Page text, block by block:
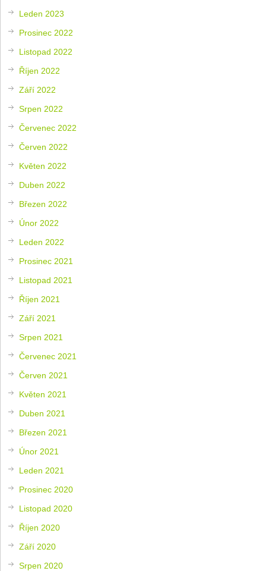
Leden 2023
Prosinec 2022
Listopad 2022
Říjen 2022
Září 2022
Srpen 2022
Červenec 2022
Červen 2022
Květen 2022
Duben 2022
Březen 2022
Únor 2022
Leden 2022
Prosinec 2021
Listopad 2021
Říjen 2021
Září 2021
Srpen 2021
Červenec 2021
Červen 2021
Květen 2021
Duben 2021
Březen 2021
Únor 2021
Leden 2021
Prosinec 2020
Listopad 2020
Říjen 2020
Září 2020
Srpen 2020